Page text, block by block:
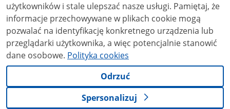
użytkowników i stale ulepszać nasze usługi. Pamiętaj, że
informacje przechowywane w plikach cookie mogą
pozwalać na identyfikację konkretnego urządzenia lub
przeglądarki użytkownika, a więc potencjalnie stanowić
dane osobowe. Polityka cookies
Odrzuć
Spersonalizuj